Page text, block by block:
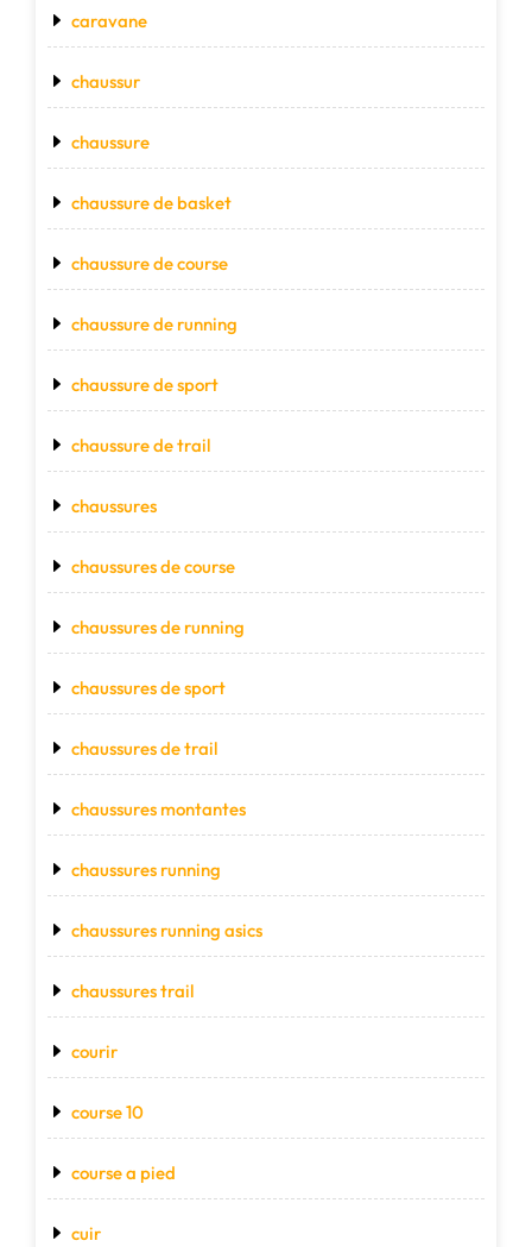
caravane
chaussur
chaussure
chaussure de basket
chaussure de course
chaussure de running
chaussure de sport
chaussure de trail
chaussures
chaussures de course
chaussures de running
chaussures de sport
chaussures de trail
chaussures montantes
chaussures running
chaussures running asics
chaussures trail
courir
course 10
course a pied
cuir